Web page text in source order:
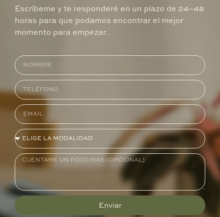
Escríbeme y te responderé en un plazo de 24–48
horas para que podamos encontrar el mejor
momento para empezar.
Enviar